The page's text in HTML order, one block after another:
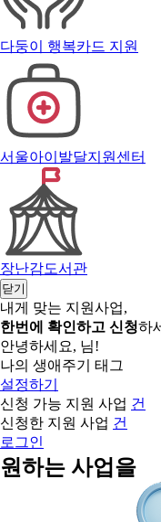
다둥이 행복카드 지원
서울아이발달지원센터
장난감도서관
닫기
내게 맞는 지원사업,
한번에 확인하고 신청하
안녕하세요, 님!
나의 생애주기 태그
설정하기
신청 가능 지원 사업 건
신청한 지원 사업 건
로그인
원하는 사업을